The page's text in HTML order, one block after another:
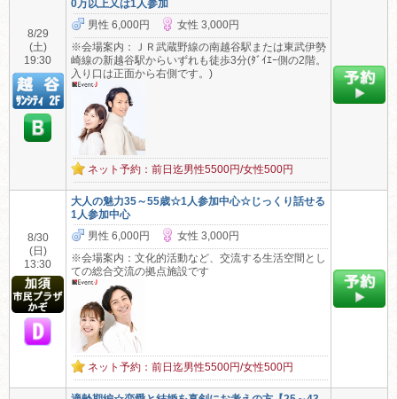
8/29
(土)
19:30
0万以上又は1人参加
男性 6,000円
女性 3,000円
※会場案内：ＪＲ武蔵野線の南越谷駅または東武伊勢
崎線の新越谷駅からいずれも徒歩3分(ﾀﾞｲｴｰ側の2階。
入り口は正面から右側です。)
ネット予約：前日迄男性5500円/女性500円
8/30
(日)
13:30
大人の魅力35～55歳☆1人参加中心☆じっくり話せる
1人参加中心
男性 6,000円
女性 3,000円
※会場案内：文化的活動など、交流する生活空間とし
ての総合交流の拠点施設です
ネット予約：前日迄男性5500円/女性500円